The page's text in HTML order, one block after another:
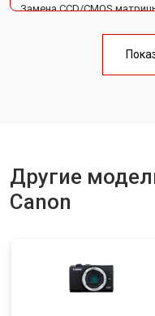
Замена CCD/CMOS
Чистка матрицы
Другие
Canon